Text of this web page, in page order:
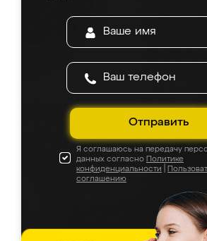
Отправить
Я соглашаюсь на передачу
данных согласно Политике
конфиденциальности
соглашению